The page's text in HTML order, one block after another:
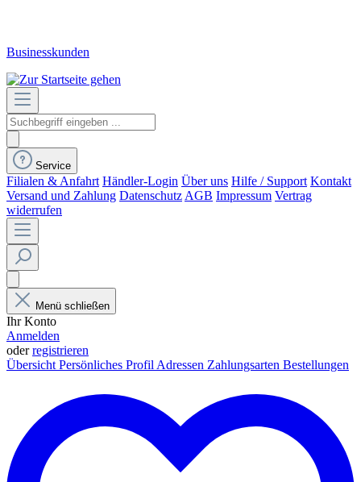
Businesskunden
Service
Filialen & Anfahrt Händler-Login Über uns Hilfe / Support Kontakt
Versand und Zahlung Datenschutz AGB Impressum Vertrag
widerrufen
Menü schließen
Ihr Konto
Anmelden
oderregistrieren
Übersicht Persönliches Profil Adressen Zahlungsarten Bestellungen